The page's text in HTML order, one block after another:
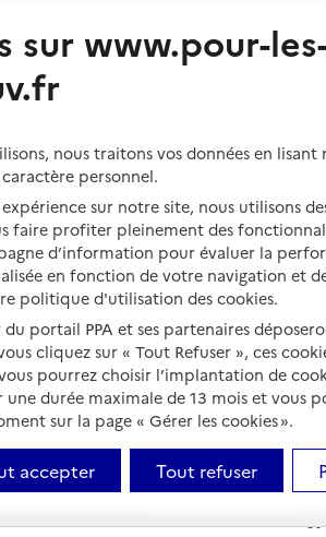
Vivre dans une résidence avec
Vivre en accueil familial
Autres solutions de logement
et
sur www.pour-
nous traitons vos données en
personnel.
sur notre site, nous utilisons
faire profiter pleinement des
d’information pour évaluer la
en fonction de votre navigation et
politique d'utilisation des cookies.
portail PPA et ses partenaires
cliquez sur « Tout Refuser », ces
pourrez choisir l’implantation de
durée maximale de 13 mois et vous
sur la page « Gérer les cookies ».
accepter Tout refuser